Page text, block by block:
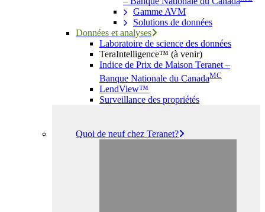
Gamme AVM
Solutions de données
Données et analyses
Laboratoire de science des données
TeraIntelligence™ (à venir)
Indice de Prix de Maison Teranet –
Banque Nationale du CanadaMC
LendView™
Surveillance des propriétés
Quoi de neuf chez Teranet?